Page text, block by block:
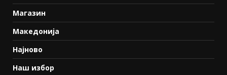
Магазин
Македонија
Најново
Наш избор